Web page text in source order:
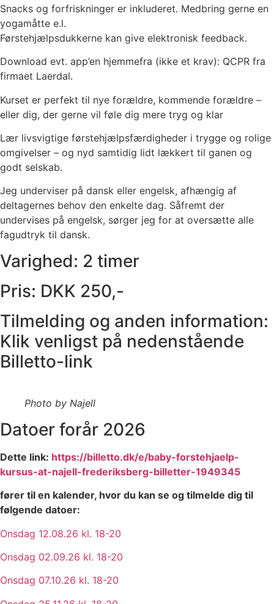
Snacks og forfriskninger er inkluderet. Medbring gerne en
yogamåtte e.l.
Førstehjælpsdukkerne kan give elektronisk feedback.
Download evt. app’en hjemmefra (ikke et krav): QCPR fra
firmaet Laerdal.
Kurset er perfekt til nye forældre, kommende forældre –
eller dig, der gerne vil føle dig mere tryg og klar
Lær livsvigtige førstehjælpsfærdigheder i trygge og rolige
omgivelser – og nyd samtidig lidt lækkert til ganen og
godt selskab.
Jeg underviser på dansk eller engelsk, afhængig af
deltagernes behov den enkelte dag. Såfremt der
undervises på engelsk, sørger jeg for at oversætte alle
fagudtryk til dansk.
Varighed: 2 timer
Pris: DKK 250,-
Tilmelding og anden information:
Klik venligst på nedenstående
Billetto-link
Photo by Najell
Datoer forår 2026
Dette link: https://billetto.dk/e/baby-forstehjaelp-
kursus-at-najell-frederiksberg-billetter-1949345
fører til en kalender, hvor du kan se og tilmelde dig til
følgende datoer:
Onsdag 12.08.26 kl. 18-20
Onsdag 02.09.26 kl. 18-20
Onsdag 07.10.26 kl. 18-20